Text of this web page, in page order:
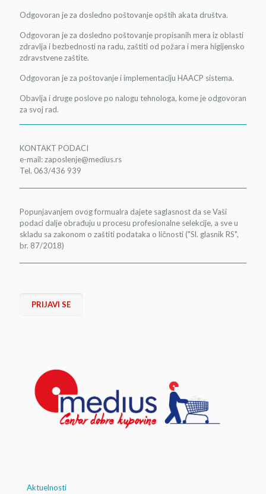
Odgovoran je za dosledno poštovanje opštih akata društva.
Odgovoran je za dosledno poštovanje propisanih mera iz oblasti
zdravlja i bezbednosti na radu, zaštiti od požara i mera higijensko
zdravstvene zaštite.
Odgovoran je za poštovanje i implementaciju HAACP sistema.
Obavlja i druge poslove po nalogu tehnologa, kome je odgovoran
za svoj rad.
KONTAKT PODACI
e-mail: zaposlenje@medius.rs
Tel. 063/436 939
Popunjavanjem ovog formualra dajete saglasnost da se Vaši
podaci dalje obrađuju u procesu profesionalne selekcije, a sve u
skladu sa zakonom o zaštiti podataka o ličnosti ("Sl. glasnik RS",
br. 87/2018)
PRIJAVI SE
Aktuelnosti